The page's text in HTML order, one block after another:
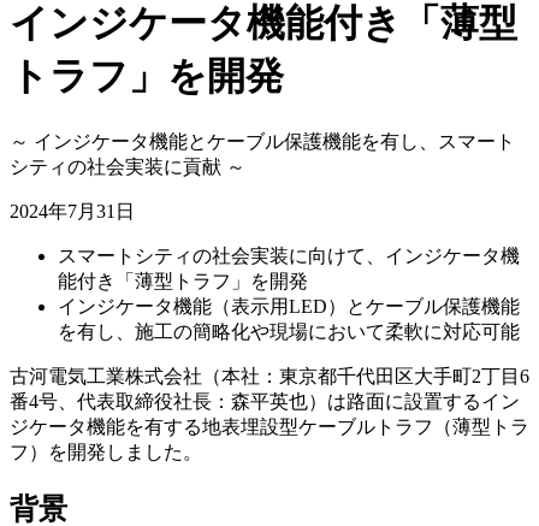
インジケータ機能付き「薄型
トラフ」を開発
～ インジケータ機能とケーブル保護機能を有し、スマート
シティの社会実装に貢献 ～
2024年7月31日
スマートシティの社会実装に向けて、インジケータ機
能付き「薄型トラフ」を開発
インジケータ機能（表示用LED）とケーブル保護機能
を有し、施工の簡略化や現場において柔軟に対応可能
古河電気工業株式会社（本社：東京都千代田区大手町2丁目6
番4号、代表取締役社長：森平英也）は路面に設置するイン
ジケータ機能を有する地表埋設型ケーブルトラフ（薄型トラ
フ）を開発しました。
背景